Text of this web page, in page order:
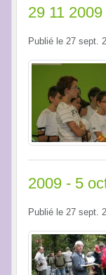
29 11
Publié le 27 sept.
2009 - 5
Publié le 27 sept.